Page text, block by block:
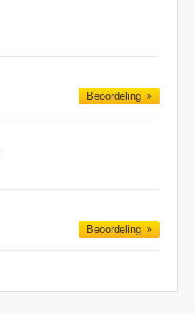
Beoordeling
Beoordeling